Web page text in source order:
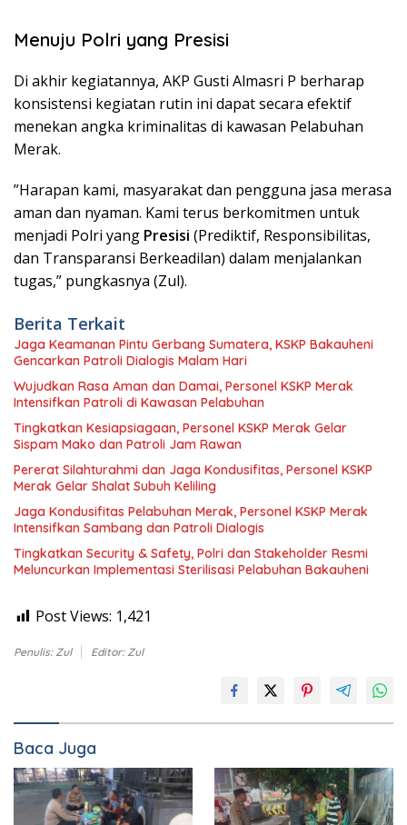
Menuju Polri yang Presisi
​Di akhir kegiatannya, AKP Gusti Almasri P berharap
konsistensi kegiatan rutin ini dapat secara efektif
menekan angka kriminalitas di kawasan Pelabuhan
Merak.
​”Harapan kami, masyarakat dan pengguna jasa merasa
aman dan nyaman. Kami terus berkomitmen untuk
menjadi Polri yang Presisi (Prediktif, Responsibilitas,
dan Transparansi Berkeadilan) dalam menjalankan
tugas,” pungkasnya (Zul).
Berita Terkait
Jaga Keamanan Pintu Gerbang Sumatera, KSKP Bakauheni
Gencarkan Patroli Dialogis Malam Hari
Wujudkan Rasa Aman dan Damai, Personel KSKP Merak
Intensifkan Patroli di Kawasan Pelabuhan
Tingkatkan Kesiapsiagaan, Personel KSKP Merak Gelar
Sispam Mako dan Patroli Jam Rawan
Pererat Silahturahmi dan Jaga Kondusifitas, Personel KSKP
Merak Gelar Shalat Subuh Keliling
Jaga Kondusifitas Pelabuhan Merak, Personel KSKP Merak
Intensifkan Sambang dan Patroli Dialogis
Tingkatkan Security & Safety, Polri dan Stakeholder Resmi
Meluncurkan Implementasi Sterilisasi Pelabuhan Bakauheni
Post Views: 1,421
Penulis: Zul Editor: Zul
Baca Juga